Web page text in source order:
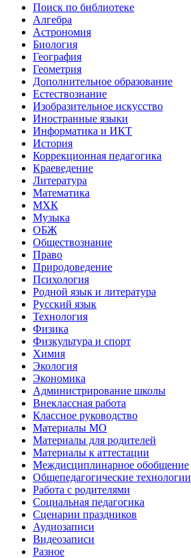
Поиск по библиотеке
Алгебра
Астрономия
Биология
География
Геометрия
Дополнительное образование
Естествознание
Изобразительное искусство
Иностранные языки
Информатика и ИКТ
История
Коррекционная педагогика
Краеведение
Литература
Математика
МХК
Музыка
ОБЖ
Обществознание
Право
Природоведение
Психология
Родной язык и литература
Русский язык
Технология
Физика
Физкультура и спорт
Химия
Экология
Экономика
Администрирование школы
Внеклассная работа
Классное руководство
Материалы МО
Материалы для родителей
Материалы к аттестации
Междисциплинарное обобщение
Общепедагогические технологии
Работа с родителями
Социальная педагогика
Сценарии праздников
Аудиозаписи
Видеозаписи
Разное